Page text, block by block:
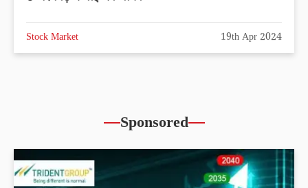
Stock Market 19th Apr 2024
Sponsored